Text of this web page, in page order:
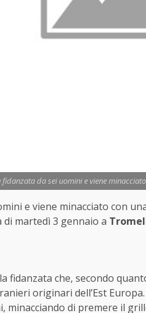
fidanzata da sei uomini e viene
e viene minacciato con
martedì 3 gennaio a
fidanzata che, secondo
originari dell’Est
minacciando di premere il